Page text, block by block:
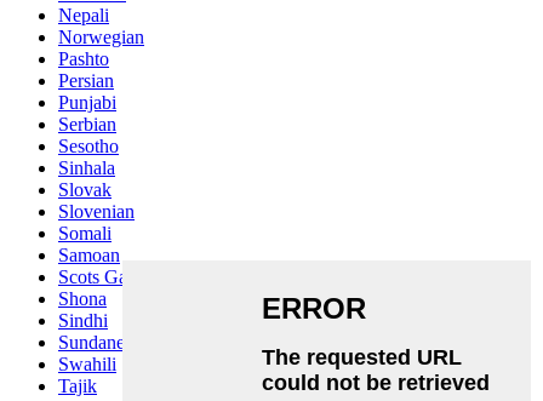
Nepali
Norwegian
Pashto
Persian
Punjabi
Serbian
Sesotho
Sinhala
Slovak
Slovenian
Somali
Samoan
Scots Gaelic
Shona
Sindhi
Sundanese
Swahili
Tajik